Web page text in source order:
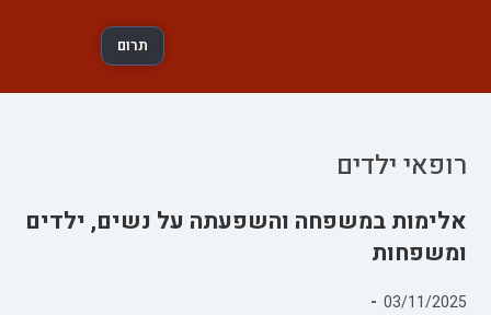
תרום
רופאי ילדים
אלימות במשפחה והשפעתה על נשים, ילדים
ומשפחות
פורסם:
03/11/2025